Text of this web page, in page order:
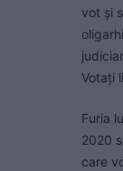
vot şi
Votați
Furia
2020
care